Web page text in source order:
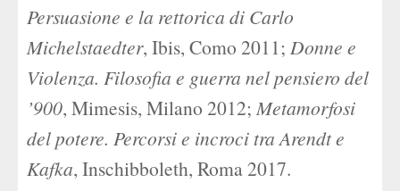
Persuasione e la rettorica di Carlo
Michelstaedter, Ibis, Como 2011; Donne e
Violenza. Filosofia e guerra nel pensiero del
’900, Mimesis, Milano 2012;Metamorfosi
del potere. Percorsi e incroci tra Arendt e
Kafka, Inschibboleth, Roma 2017.